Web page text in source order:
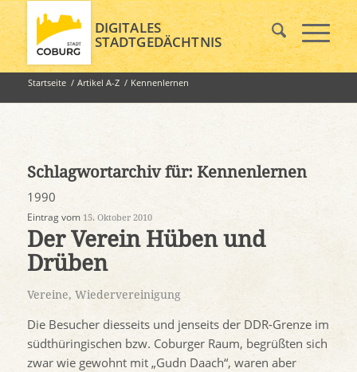
DIGITALES
STADTGEDÄCHTNIS
Startseite / Artikel A-Z / Kennenlernen
Schlagwortarchiv für: Kennenlernen
1990
Eintrag vom 15. Oktober 2010
Der Verein Hüben und
Drüben
Vereine, Wiedervereinigung
Die Besucher diesseits und jenseits der DDR-Grenze im
südthüringischen bzw. Coburger Raum, begrüßten sich
zwar wie gewohnt mit „Gudn Daach“, waren aber